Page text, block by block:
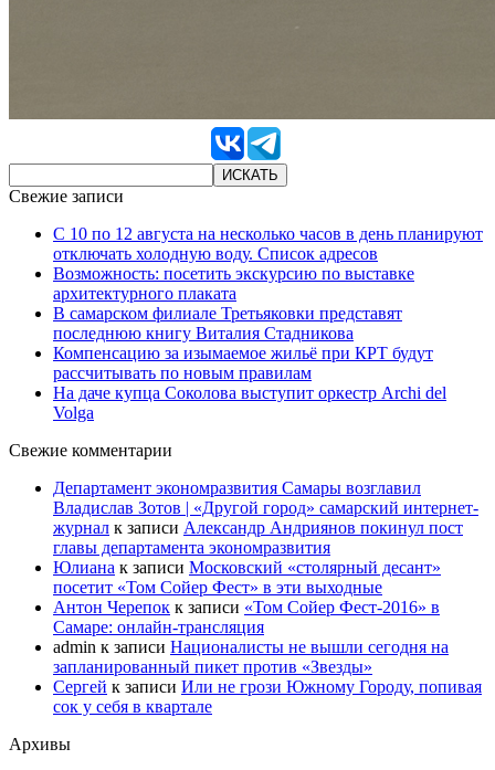
Свежие записи
С 10 по 12 августа на несколько часов в день планируют
отключать холодную воду. Список адресов
Возможность: посетить экскурсию по выставке
архитектурного плаката
В самарском филиале Третьяковки представят
последнюю книгу Виталия Стадникова
Компенсацию за изымаемое жильё при КРТ будут
рассчитывать по новым правилам
На даче купца Соколова выступит оркестр Archi del
Volga
Свежие комментарии
Департамент экономразвития Самары возглавил
Владислав Зотов | «Другой город» самарский интернет-
журнал к записи Александр Андриянов покинул пост
главы департамента экономразвития
Юлиана к записи Московский «столярный десант»
посетит «Том Сойер Фест» в эти выходные
Антон Черепок к записи «Том Сойер Фест-2016» в
Самаре: онлайн-трансляция
admin к записи Националисты не вышли сегодня на
запланированный пикет против «Звезды»
Сергей к записи Или не грози Южному Городу, попивая
сок у себя в квартале
Архивы